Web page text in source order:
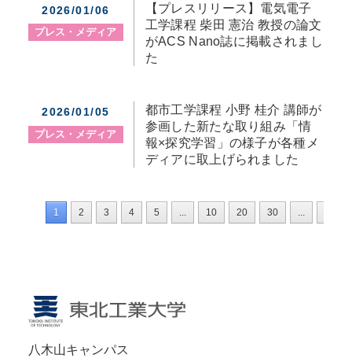
2026/01/06
プレス・メディア
【プレスリリース】電気電子
工学課程 柴田 憲治 教授の論文
がACS Nano誌に掲載されまし
た
2026/01/05
プレス・メディア
都市工学課程 小野 桂介 講師が
参画した新たな取り組み「情
報×探究学習」の様子が各種メ
ディアに取上げられました
1 2 3 4 5 ... 10 20 30 ...
八木山キャンパス